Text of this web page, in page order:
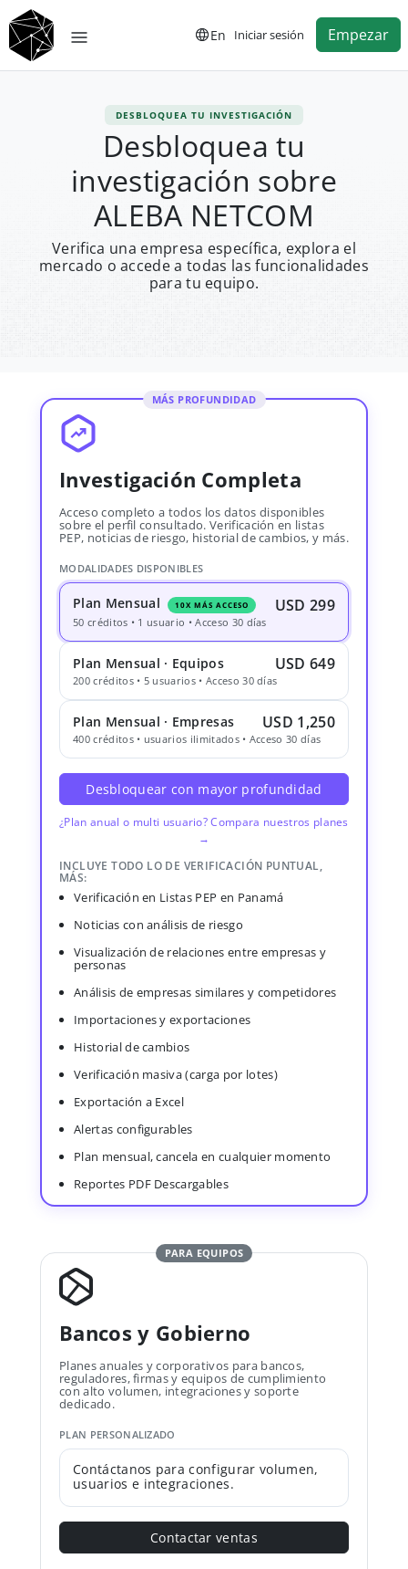
En Iniciar sesión Empezar
DESBLOQUEA TU INVESTIGACIÓN
Desbloquea tu
investigación sobre
ALEBA NETCOM
Verifica una empresa específica, explora el
mercado o accede a todas las funcionalidades
para tu equipo.
MÁS PROFUNDIDAD
Investigación Completa
Acceso completo a todos los datos disponibles
sobre el perfil consultado. Verificación en listas
PEP, noticias de riesgo, historial de cambios, y más.
MODALIDADES DISPONIBLES
Plan Mensual 10X MÁS ACCESO USD 299
50 créditos • 1 usuario • Acceso 30 días
Plan Mensual · Equipos USD 649
200 créditos • 5 usuarios • Acceso 30 días
Plan Mensual · Empresas USD 1,250
400 créditos • usuarios ilimitados • Acceso 30 días
Desbloquear con mayor profundidad
¿Plan anual o multi usuario? Compara nuestros planes
→
INCLUYE TODO LO DE VERIFICACIÓN PUNTUAL,
MÁS:
Verificación en Listas PEP en Panamá
Noticias con análisis de riesgo
Visualización de relaciones entre empresas y
personas
Análisis de empresas similares y competidores
Importaciones y exportaciones
Historial de cambios
Verificación masiva (carga por lotes)
Exportación a Excel
Alertas configurables
Plan mensual, cancela en cualquier momento
Reportes PDF Descargables
PARA EQUIPOS
Bancos y Gobierno
Planes anuales y corporativos para bancos,
reguladores, firmas y equipos de cumplimiento
con alto volumen, integraciones y soporte
dedicado.
PLAN PERSONALIZADO
Contáctanos para configurar volumen,
usuarios e integraciones.
Contactar ventas